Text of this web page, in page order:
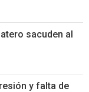
sacuden al
y falta de